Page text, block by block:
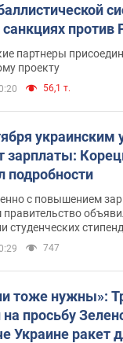
санкциях против
аграриев.
партнеры
проекту
56,1 т.
украинским
зарплаты:
подробности
с повышением
правительство
студенческих
747
тоже нужны»:
на просьбу
Украине ракет